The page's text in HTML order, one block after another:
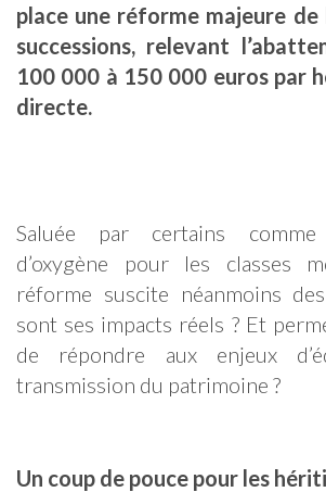
place une réforme majeure
successions, relevant
100 000 à 150 000 euros par
directe.
Saluée par certains
d’oxygène pour les classes
réforme suscite néanmoins
sont ses impacts réels ? Et
de répondre aux enjeux
transmission du patrimoine ?
Un coup de pouce pour les